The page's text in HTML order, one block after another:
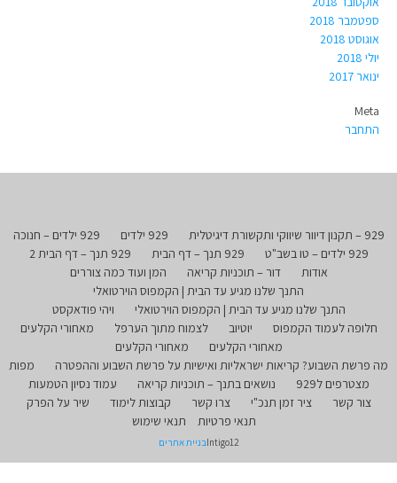
ספטמבר 2018
אוגוסט 2018
יולי 2018
ינואר 2017
Meta
התחבר
929 – תקנון דיוור שיווקי ותקשורת דיגיטלית 929 ילדים
929 ילדים – חנוכה
929 ילדים – טו בשב"ט
929 תנך – דף הבית
929 תנך – דף הבית 2
אודות
דור – תוכניות קריאה
המן ועוד כמה צוררים
התנך שלנו מגיע עד הבית | הקמפוס הוירטואלי
התנך שלנו מגיע עד הבית | הקמפוס הוירטואלי
ויהי פודאקסט
חלופה לעמוד הקמפוס
יוטיוב לצמוח מתוך הערפל
מאחורי הקלעים
מאחורי הקלעים
מאחורי הקלעים
מה פרשת השבוע? קריאות ישראליות ואישיות על פרשת השבוע וההפטרה
מפות
מצטרפים ל929
נושאים בתנך – תוכניות קריאה
עמוד נסיון הטמעות
צור קשר
ציר זמן תנכ"י צרו קשר קבוצות לימוד
שיר על הפרק
תנאי פרטיות
תנאי שימוש
Intigo12בניית אתרים